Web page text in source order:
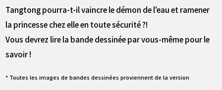
Tangtong pourra-t-il vaincre le démon de l'eau et ramener
la princesse chez elle en toute sécurité ?!
Vous devrez lire la bande dessinée par vous-même pour le
savoir !
* Toutes les images de bandes dessinées proviennent de la version